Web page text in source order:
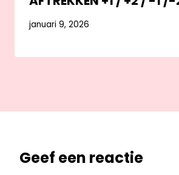
januari 9, 2026
Geef een reactie